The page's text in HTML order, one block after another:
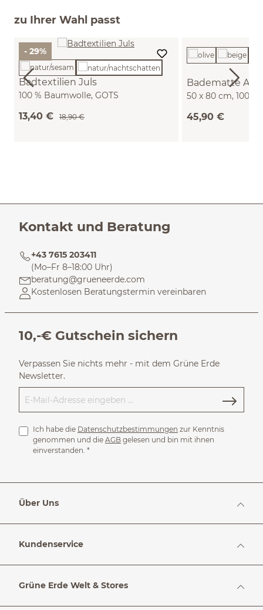
zu Ihrer Wahl passt
- 29%
Badtextilien Juls
100 % Baumwolle, GOTS
100)
13,40 € 18,90 €
Badematte
50 x 80 cm, 100
45,90 €
Kontakt und Beratung
+43 7615 203411
(Mo–Fr 8–18:00 Uhr)
beratung@grueneerde.com
Kostenlosen Beratungstermin vereinbaren
10,-€ Gutschein sichern
Verpassen Sie nichts mehr - mit dem Grüne Erde
Newsletter.
Ich habe die Datenschutzbestimmungen zur Kenntnis
genommen und die AGB gelesen und bin mit ihnen
einverstanden. *
Über Uns
Kundenservice
Grüne Erde Welt & Stores